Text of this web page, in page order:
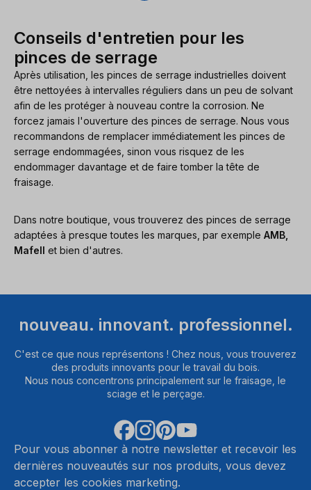
Conseils d'entretien pour les
pinces de serrage
Après utilisation, les pinces de serrage industrielles doivent
être nettoyées à intervalles réguliers dans un peu de solvant
afin de les protéger à nouveau contre la corrosion. Ne
forcez jamais l'ouverture des pinces de serrage. Nous vous
recommandons de remplacer immédiatement les pinces de
serrage endommagées, sinon vous risquez de les
endommager davantage et de faire tomber la tête de
fraisage.
Dans notre boutique, vous trouverez des pinces de serrage
adaptées à presque toutes les marques, par exemple AMB,
Mafell et bien d'autres.
nouveau. innovant. professionnel.
C'est ce que nous représentons ! Chez nous, vous trouverez
des produits innovants pour le travail du bois.
Nous nous concentrons principalement sur le fraisage, le
sciage et le perçage.
Pour vous abonner à notre newsletter et recevoir les
dernières nouveautés sur nos produits, vous devez
accepter les cookies marketing.